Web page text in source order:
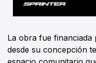
La obra fue
desde su concepción